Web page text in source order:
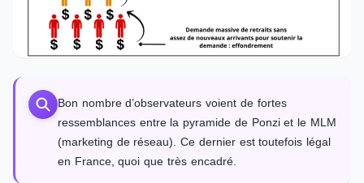
Bon nombre d’observateurs voient de fortes
ressemblances entre la pyramide de Ponzi et le MLM
(marketing de réseau). Ce dernier est toutefois légal
en France, quoi que très encadré.